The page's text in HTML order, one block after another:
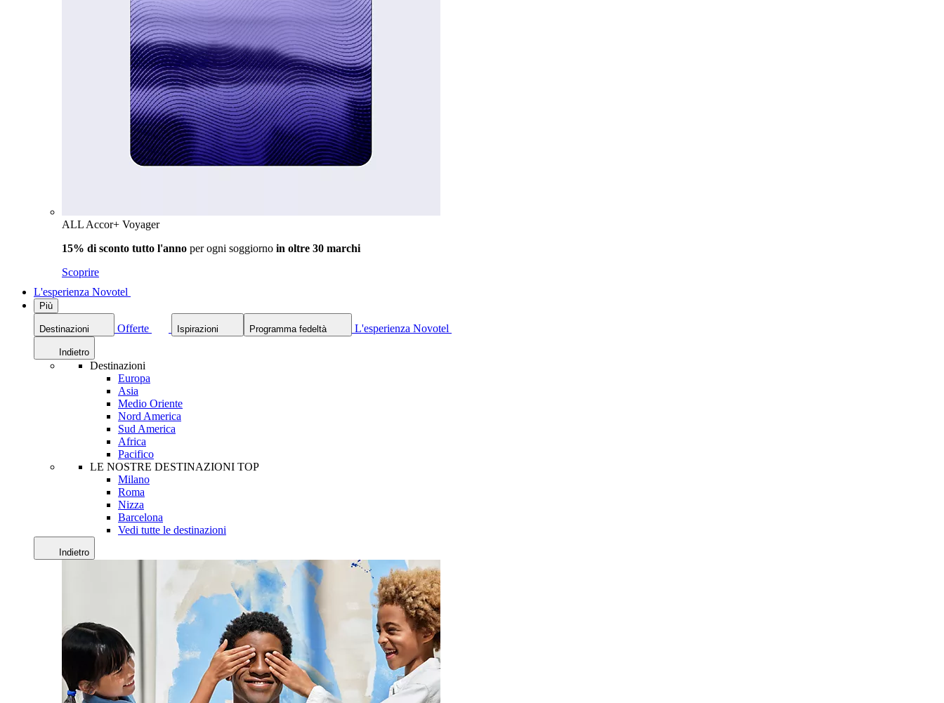
ALL Accor+ Voyager
15% di sconto tutto l'anno per ogni soggiorno in oltre 30 marchi
Scoprire
L'esperienza Novotel
Più
Destinazioni Offerte Ispirazioni Programma fedeltà L'esperienza Novotel
Indietro
Destinazioni
Europa
Asia
Medio Oriente
Nord America
Sud America
Africa
Pacifico
LE NOSTRE DESTINAZIONI TOP
Milano
Roma
Nizza
Barcelona
Vedi tutte le destinazioni
Indietro